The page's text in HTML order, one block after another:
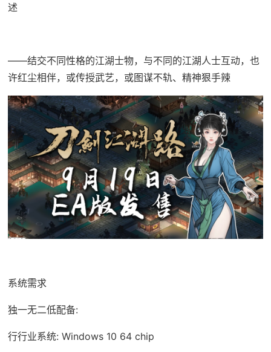
述
——结交不同性格的江湖士物，与不同的江湖人士互动，也
许红尘相伴，或传授武艺，或图谋不轨、精神狠手辣
系统需求
独一无二低配备:
行行业系统: Windows 10 64 chip